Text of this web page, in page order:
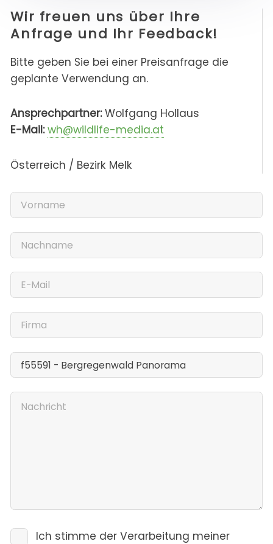
Wir freuen uns über Ihre
Anfrage und Ihr Feedback!
Bitte geben Sie bei einer Preisanfrage die
geplante Verwendung an.
Ansprechpartner:Wolfgang Hollaus
E-Mail: wh@wildlife-media.at
Österreich / Bezirk Melk
Ich stimme der Verarbeitung meiner